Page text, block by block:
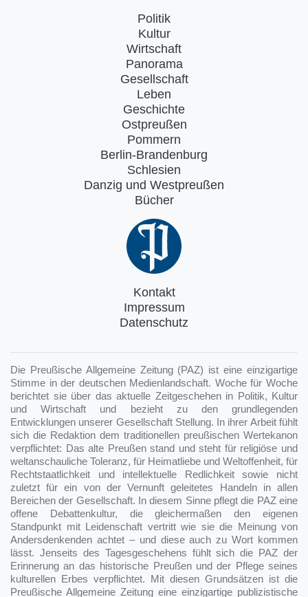
Politik
Kultur
Wirtschaft
Panorama
Gesellschaft
Leben
Geschichte
Ostpreußen
Pommern
Berlin-Brandenburg
Schlesien
Danzig und Westpreußen
Bücher
Kontakt
Impressum
Datenschutz
Die Preußische Allgemeine Zeitung (PAZ) ist eine einzigartige
Stimme in der deutschen Medienlandschaft. Woche für Woche
berichtet sie über das aktuelle Zeitgeschehen in Politik, Kultur
und Wirtschaft und bezieht zu den grundlegenden
Entwicklungen unserer Gesellschaft Stellung. In ihrer Arbeit fühlt
sich die Redaktion dem traditionellen preußischen Wertekanon
verpflichtet: Das alte Preußen stand und steht für religiöse und
weltanschauliche Toleranz, für Heimatliebe und Weltoffenheit, für
Rechtstaatlichkeit und intellektuelle Redlichkeit sowie nicht
zuletzt für ein von der Vernunft geleitetes Handeln in allen
Bereichen der Gesellschaft. In diesem Sinne pflegt die PAZ eine
offene Debattenkultur, die gleichermaßen den eigenen
Standpunkt mit Leidenschaft vertritt wie sie die Meinung von
Andersdenkenden achtet – und diese auch zu Wort kommen
lässt. Jenseits des Tagesgeschehens fühlt sich die PAZ der
Erinnerung an das historische Preußen und der Pflege seines
kulturellen Erbes verpflichtet. Mit diesen Grundsätzen ist die
Preußische Allgemeine Zeitung eine einzigartige publizistische